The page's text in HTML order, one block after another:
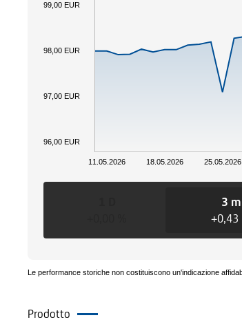
11.05.2026 18.05.2026 25.05.2026
96,00 EUR
97,00 EUR
98,00 EUR
99,00 EUR
3 m
+0,43
Le performance storiche non costituiscono un'indicazione
Prodotto